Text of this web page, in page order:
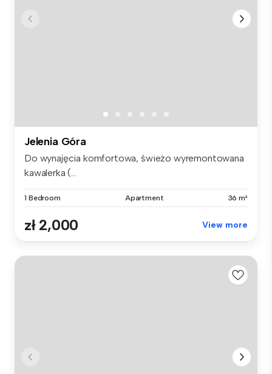
Jelenia Góra
Do wynajęcia komfortowa, świeżo wyremontowana
kawalerka (...
1 Bedroom Apartment 36 m²
zł 2,000 View more